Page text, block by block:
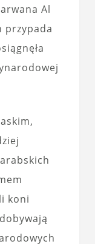
Al
przypada
koni